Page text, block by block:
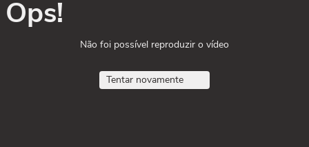
Ops!
Não foi possível reproduzir o vídeo
Tentar novamente